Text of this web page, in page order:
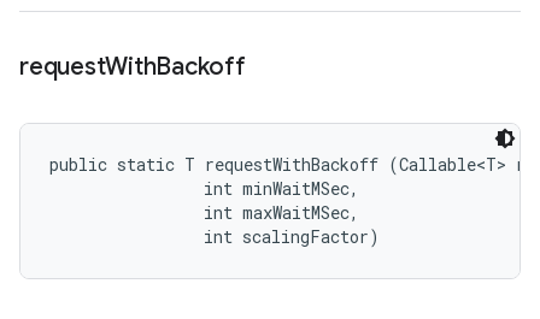
requestWithBackoff
public static T requestWithBackoff (Callable<T>
                int minWaitMSec,
                int maxWaitMSec,
                int scalingFactor)